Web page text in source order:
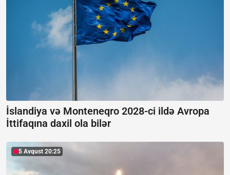
İslandiya və Monteneqro 2028-ci ildə Avropa
İttifaqına daxil ola bilər
5 Avqust 20:25